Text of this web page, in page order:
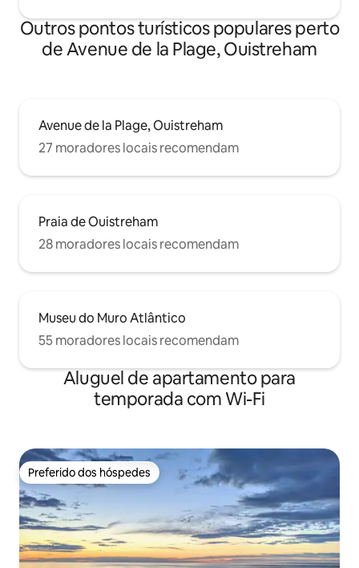
Outros pontos turísticos populares perto
de Avenue de la Plage, Ouistreham
Avenue de la Plage, Ouistreham
27 moradores locais recomendam
Praia de Ouistreham
28 moradores locais recomendam
Museu do Muro Atlântico
55 moradores locais recomendam
Aluguel de apartamento para
temporada com Wi-Fi
Preferido dos hóspedes
Preferido dos hóspedes